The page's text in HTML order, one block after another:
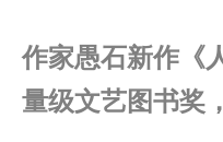
作家愚石新作《
量级文艺图书奖